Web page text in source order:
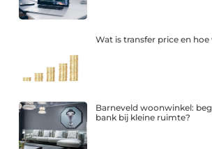
Wat is transfer price en
Barneveld woonwinkel:
bank bij kleine ruimte?